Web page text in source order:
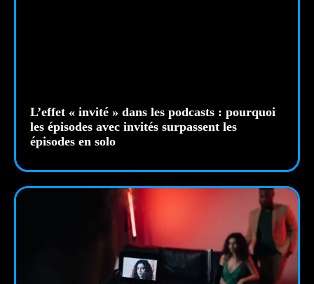
L’effet « invité » dans les podcasts : pourquoi
les épisodes avec invités surpassent les
épisodes en solo